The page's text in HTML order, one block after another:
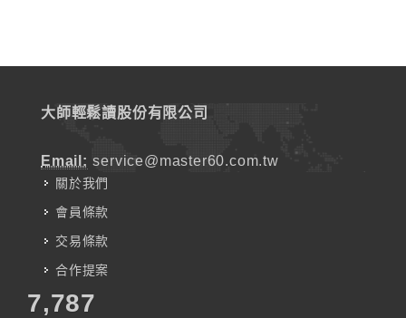
大師輕鬆讀股份有限公司
Email: service@master60.com.tw
關於我們
會員條款
交易條款
合作提案
7,787